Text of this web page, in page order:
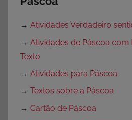
→ Atividades Verdadeiro
→ Atividades de Páscoa
Texto
→ Atividades para Páscoa
→ Textos sobre a Páscoa
→ Cartão de Páscoa